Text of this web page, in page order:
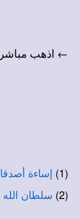
← اذهب
(1) إساءة
(2)
سلطان